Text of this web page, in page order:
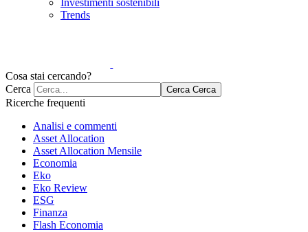
Investimenti sostenibili
Trends
Cosa stai cercando?
Cerca
Cerca Cerca
Ricerche frequenti
Analisi e commenti
Asset Allocation
Asset Allocation Mensile
Economia
Eko
Eko Review
ESG
Finanza
Flash Economia